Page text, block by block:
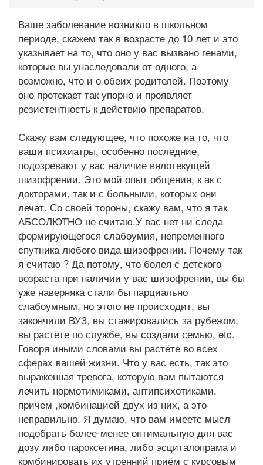
Ваше заболевание возникло в школьном
периоде, скажем так в возрасте до 10 лет и это
указывает на то, что оно у вас вызвано генами,
которые вы унаследовали от одного, а
возможно, что и о обеих родителей. Поэтому
оно протекает так упорно и проявляет
резистентность к действию препаратов.
Скажу вам следующее, что похоже на то, что
ваши психиатры, особенно последние,
подозревают у вас наличие вялотекущей
шизофрении. Это мой опыт общения, к ак с
докторами, так и с больными, которых они
лечат. Со своей тороны, скажу вам, что я так
АБСОЛЮТНО не считаю.У вас нет ни следа
формирующегося слабоумия, непременного
спутника любого вида шизофрении. Почему так
я считаю ? Да потому, что болея с детского
возраста при наличии у вас шизофрении, вы бы
уже наверняка стали бы парциально
слабоумным, но этого не происходит, вы
закончили ВУЗ, вы стажировались за рубежом,
вы растёте по службе, вы создали семью, etc.
Говоря иными словами вы растёте во всех
сферах вашей жизни. Что у вас есть, так это
выраженная тревога, которую вам пытаются
лечить нормотимиками, антипсихотиками,
причем ,комбинацией двух из них, а это
неправильно. Я думаю, что вам имеетс мысл
подобрать более-менее оптимальную для вас
дозу либо пароксетина, либо эсциталопрама и
комбинировать их утренний приём с курсовым